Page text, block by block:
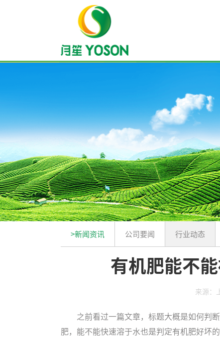
>新闻资讯 公司要闻 行业动态
有机肥能不
来源：
之前看过一篇文章，标题大概是如何判断
肥，能不能快速溶于水也是判定有机肥好坏的